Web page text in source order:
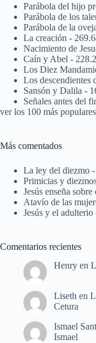
Parábola del hijo
Parábola de los
Parábola de la
La creación -
Nacimiento de
Caín y Abel -
Los Diez
Los descendientes
Sansón y Dalila -
Señales antes del
ver los 100 más populares
Más comentados
La ley del diezmo
Primicias y
Jesús enseña
Atavío de las
Jesús y el adulterio
Comentarios recientes
Henry en
Liseth en
Cetura
Ismael
Ismael